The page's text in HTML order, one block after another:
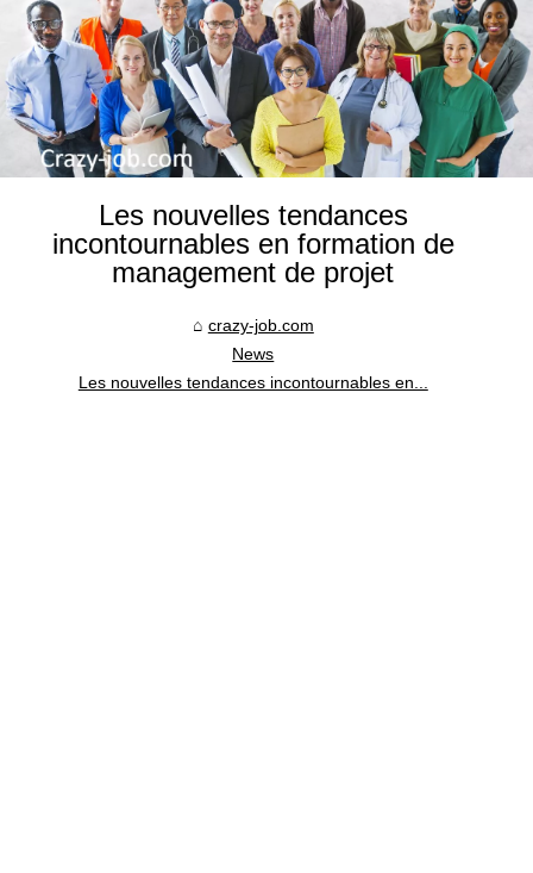
Les nouvelles tendances
incontournables en formation de
management de projet
crazy-job.com
News
Les nouvelles tendances incontournables en...